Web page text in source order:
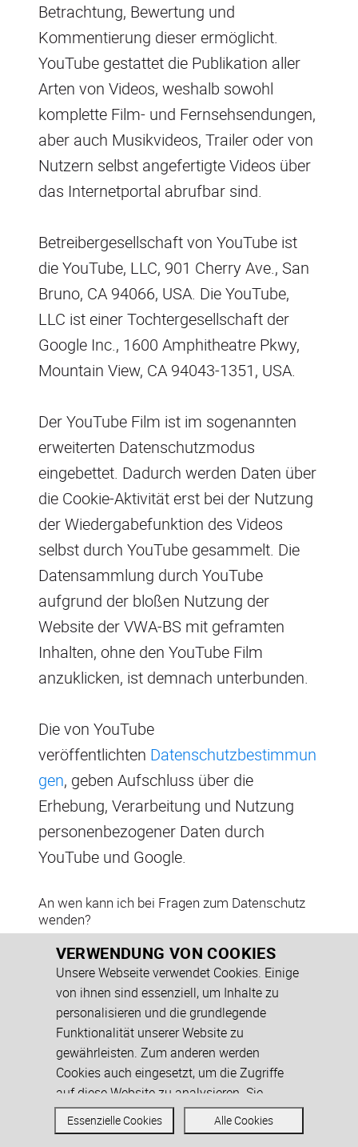
Betrachtung, Bewertung und
Kommentierung dieser ermöglicht.
YouTube gestattet die Publikation aller
Arten von Videos, weshalb sowohl
komplette Film- und Fernsehsendungen,
aber auch Musikvideos, Trailer oder von
Nutzern selbst angefertigte Videos über
das Internetportal abrufbar sind.
Betreibergesellschaft von YouTube ist
die YouTube, LLC, 901 Cherry Ave., San
Bruno, CA 94066, USA. Die YouTube,
LLC ist einer Tochtergesellschaft der
Google Inc., 1600 Amphitheatre Pkwy,
Mountain View, CA 94043-1351, USA.
Der YouTube Film ist im sogenannten
erweiterten Datenschutzmodus
eingebettet. Dadurch werden Daten über
die Cookie-Aktivität erst bei der Nutzung
der Wiedergabefunktion des Videos
selbst durch YouTube gesammelt. Die
Datensammlung durch YouTube
aufgrund der bloßen Nutzung der
Website der VWA-BS mit geframten
Inhalten, ohne den YouTube Film
anzuklicken, ist demnach unterbunden.
Die von YouTube
veröffentlichten Datenschutzbestimmun
gen, geben Aufschluss über die
Erhebung, Verarbeitung und Nutzung
personenbezogener Daten durch
YouTube und Google.
An wen kann ich bei Fragen zum Datenschutz
wenden?
Steinbeis-Transfer-Institut VWA
Business School an der Steinbeis-
Hochschule Berlin (abgekürzt: VWA BS)
Per E-Mail:datenschutz@vwa-bs.de
Telefonisch: 0761 38673-39
Per Postweg: Steinbeis-Transfer-
Institut VWA Business School an der
Steinbeis-Hochschule Berlin,
VERWENDUNG VON COOKIES
Unsere Webseite verwendet Cookies. Einige
von ihnen sind essenziell, um Inhalte zu
personalisieren und die grundlegende
Funktionalität unserer Website zu
gewährleisten. Zum anderen werden
Cookies auch eingesetzt, um die Zugriffe
auf diese Website zu analysieren. Sie
können den Einsatz von allen, inkl. der nicht
notwendigen Cookies akzeptieren oder
Essenzielle Cookies Alle Cookies